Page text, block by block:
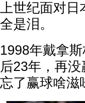
上世纪面对日
全是泪。
1998年戴拿
后23年，再
忘了赢球啥滋